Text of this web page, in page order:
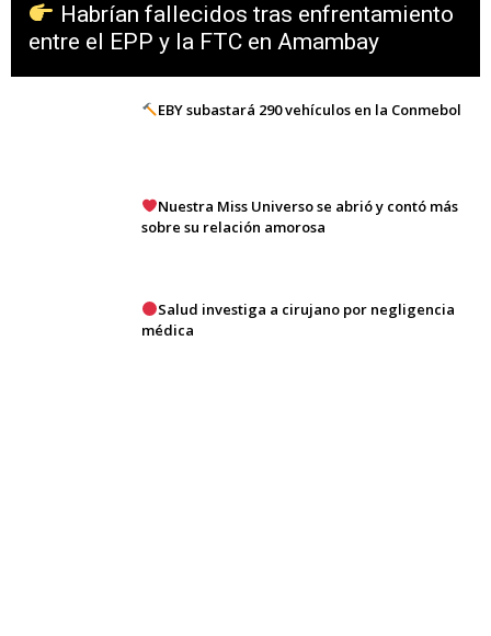
Habrían fallecidos tras enfrentamiento
entre el EPP y la FTC en Amambay
EBY subastará 290 vehículos en la Conmebol
Nuestra Miss Universo se abrió y contó más
sobre su relación amorosa
Salud investiga a cirujano por negligencia
médica